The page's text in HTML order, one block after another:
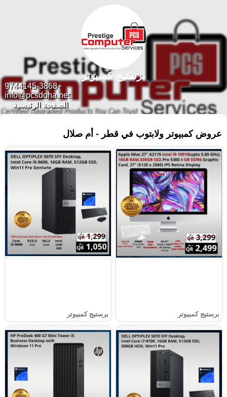
الصفحة الرئيسية
+9744145-3868
info@pcsdoha.net
برستيج كمبيوتر
عروض كمبيوتر ولابتوب في قطر - أم صلال
برستيج كمبيوتر برستيج كمبيوتر